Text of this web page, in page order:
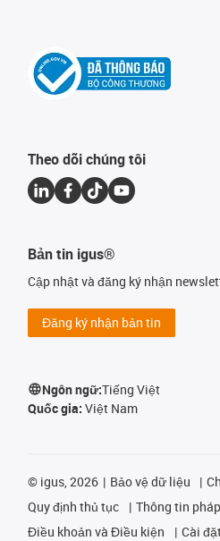
Theo dõi chúng tôi
Bản tin igus®
Cập nhật và đăng ký nhận
Đăng ký nhận bản tin
Ngôn ngữ:Tiếng Việt
Quốc gia: Việt Nam
© igus, 2026 Bảo vệ dữ liệu
Quy định thủ tục
Thông tin
Điều khoản và Điều kiện
Cài